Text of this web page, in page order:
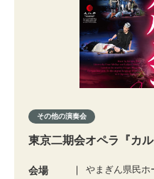
その他の演奏会
東京二期会オペラ『カル
会場 やまぎん県民ホ